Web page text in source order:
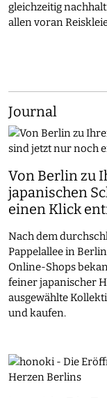
gleichzeitig
allen voran
Journal
Von Berlin zu
japanischen
einen Klick
Nach dem
Pappelallee in
Online-Shops
feiner japanischer
ausgewählte
und kaufen.